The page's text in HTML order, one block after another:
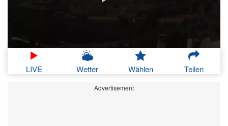
LIVE Wetter Wählen Teilen
Advertisement